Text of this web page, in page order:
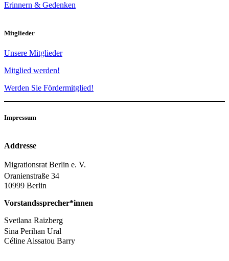
Erinnern & Gedenken
Mitglieder
Unsere Mitglieder
Mitglied werden!
Werden Sie Fördermitglied!
Impressum
Addresse
Migrationsrat Berlin e. V.
Oranienstraße 34
10999 Berlin
Vorstandssprecher*innen
Svetlana Raizberg
Sina Perihan Ural
Céline Aissatou Barry